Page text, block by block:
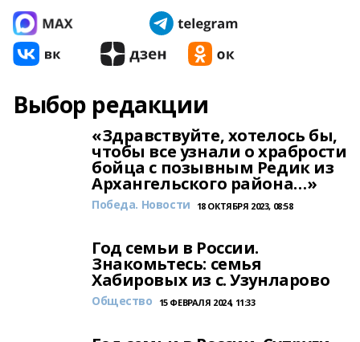
Выбор редакции
«Здравствуйте, хотелось бы,
чтобы все узнали о храбрости
бойца с позывным Редик из
Архангельского района…»
Победа. Новости 18 ОКТЯБРЯ 2023, 08:58
Год семьи в России.
Знакомьтесь: семья
Хабировых из с. Узунларово
Общество 15 ФЕВРАЛЯ 2024, 11:33